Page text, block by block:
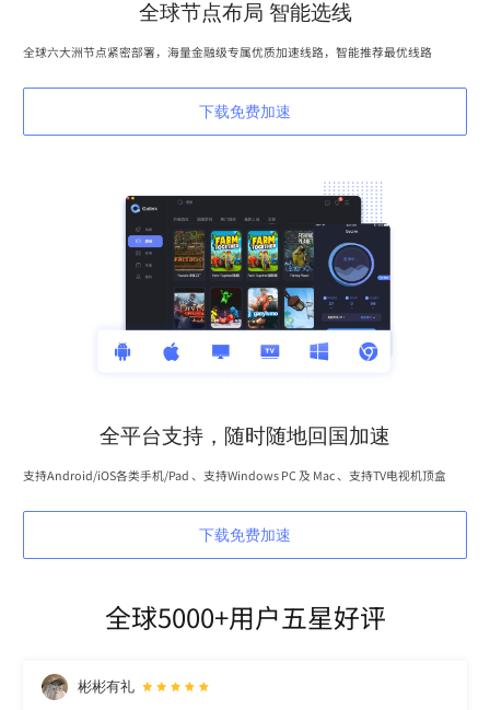
全球节点布局 智能选线
全球六大洲节点紧密部署，海量金融级专属优质加速线路，智能推荐最优线路
下载免费加速
全平台支持，随时随地回国加速
支持Android/iOS各类手机/Pad 、支持Windows PC 及 Mac 、支持TV电视机顶盒
下载免费加速
全球5000+用户五星好评
彬彬有礼